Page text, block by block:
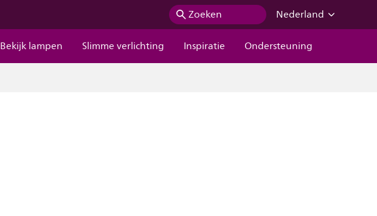
Zoeken
Nederland
Bekijk lampen Slimme verlichting Inspiratie Ondersteuning